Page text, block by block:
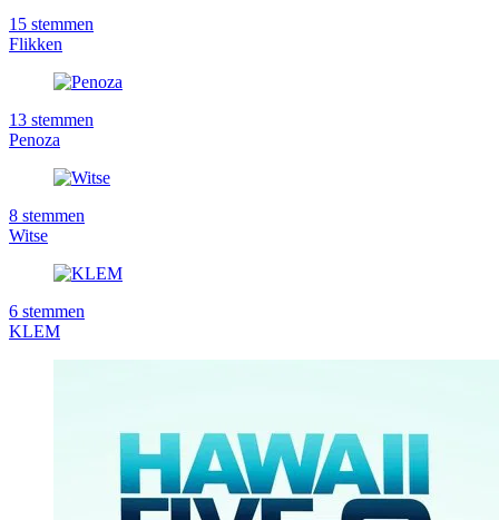
15 stemmen
Flikken
13 stemmen
Penoza
8 stemmen
Witse
6 stemmen
KLEM